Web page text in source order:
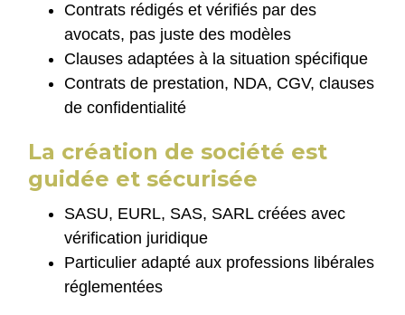
Contrats rédigés et vérifiés par des
avocats, pas juste des modèles
Clauses adaptées à la situation spécifique
Contrats de prestation, NDA, CGV, clauses
de confidentialité
La création de société est
guidée et sécurisée
SASU, EURL, SAS, SARL créées avec
vérification juridique
Particulier adapté aux professions libérales
réglementées